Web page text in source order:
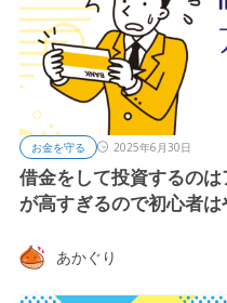
お金を守る 2025年6月30日
借金をして投資するの
が高すぎるので初心者は
あかぐり